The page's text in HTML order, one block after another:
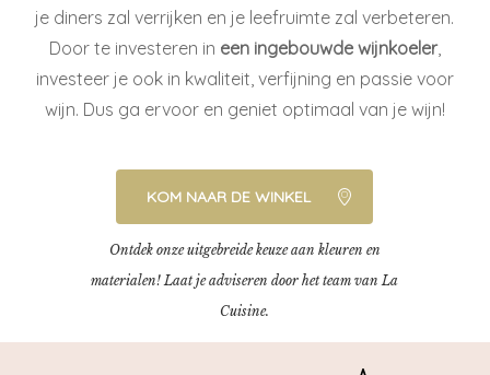
je diners zal verrijken en je leefruimte zal verbeteren.
Door te investeren in een ingebouwde wijnkoeler,
investeer je ook in kwaliteit, verfijning en passie voor
wijn. Dus ga ervoor en geniet optimaal van je wijn!
KOM NAAR DE WINKEL
Ontdek onze uitgebreide keuze aan kleuren en
materialen! Laat je adviseren door het team van La
Cuisine.